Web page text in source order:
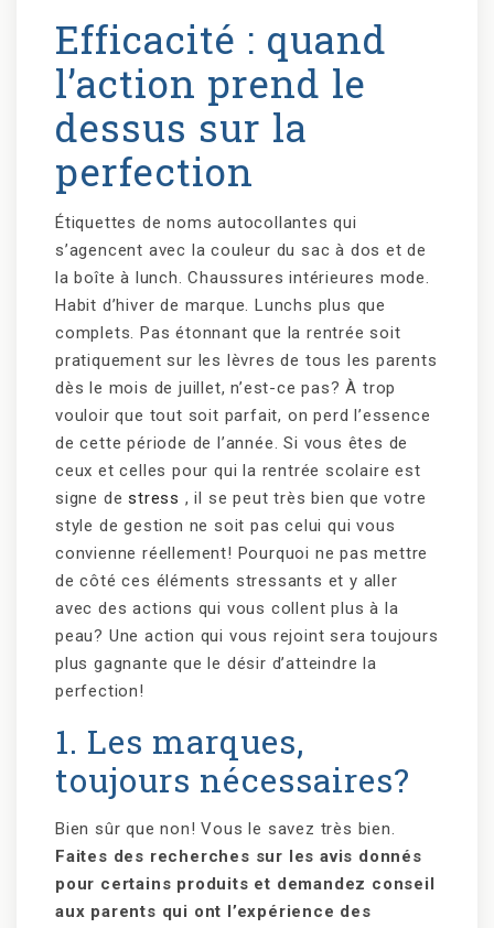
Efficacité : quand
l’action prend le
dessus sur la
perfection
Étiquettes de noms autocollantes qui
s’agencent avec la couleur du sac à dos et de
la boîte à lunch. Chaussures intérieures mode.
Habit d’hiver de marque. Lunchs plus que
complets. Pas étonnant que la rentrée soit
pratiquement sur les lèvres de tous les parents
dès le mois de juillet, n’est-ce pas? À trop
vouloir que tout soit parfait, on perd l’essence
de cette période de l’année. Si vous êtes de
ceux et celles pour qui la rentrée scolaire est
signe destress , il se peut très bien que votre
style de gestion ne soit pas celui qui vous
convienne réellement! Pourquoi ne pas mettre
de côté ces éléments stressants et y aller
avec des actions qui vous collent plus à la
peau? Une action qui vous rejoint sera toujours
plus gagnante que le désir d’atteindre la
perfection!
1. Les marques,
toujours nécessaires?
Bien sûr que non! Vous le savez très bien.
Faites des recherches sur les avis donnés
pour certains produits et demandez conseil
aux parents qui ont l’expérience des